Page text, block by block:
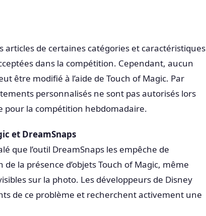
articles de certaines catégories et caractéristiques
dans la compétition. Cependant, aucun
être modifié à l’aide de Touch of Magic. Par
personnalisés ne sont pas autorisés lors
pour la compétition hebdomadaire.
et DreamSnaps
que l’outil DreamSnaps les empêche de
la présence d’objets Touch of Magic, même
sur la photo. Les développeurs de Disney
de ce problème et recherchent activement une